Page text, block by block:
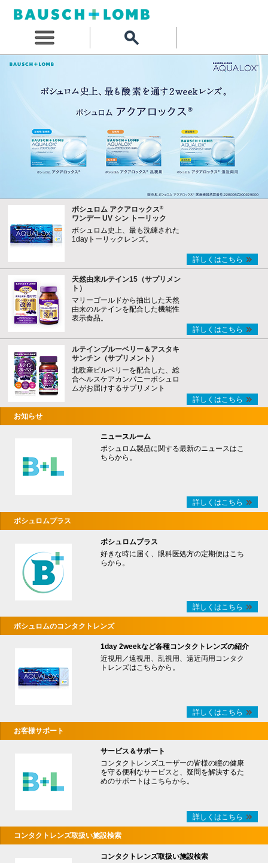
ボシュロム アクアロックス®
ワンデー UV シン トーリック
ボシュロム史上、最も洗練された
1dayトーリックレンズ。
詳しくはこちら
天然由来ルテイン15（サプリメン
ト）
マリーゴールドから抽出した天然
由来のルテインを配合した機能性
表示食品。
詳しくはこちら
ルテインブルーベリー＆アスタキ
サンチン（サプリメント）
北欧産ビルベリーを配合した、総
合ヘルスケアカンパニーボシュロ
ムがお届けするサプリメント
詳しくはこちら
お知らせ
ニュースルーム
ボシュロム製品に関する最新のニュースはこ
ちらから。
詳しくはこちら
ボシュロムプラス
ボシュロムプラス
好きな時に届く、眼科医処方の定期便はこち
らから。
詳しくはこちら
ボシュロムのコンタクトレンズ
1day 2weekなど各種コンタクトレンズの紹介
近視用／遠視用、乱視用、遠近両用コンタク
トレンズはこちらから。
詳しくはこちら
お客様サポート
サービス＆サポート
コンタクトレンズユーザーの皆様の瞳の健康
を守る便利なサービスと、疑問を解決するた
めのサポートはこちらから。
詳しくはこちら
コンタクトレンズ取扱い施設検索
コンタクトレンズ取扱い施設検索